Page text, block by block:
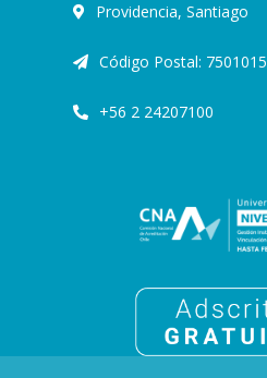
Providencia, Santiago
Código Postal: 7501015
+56 2 24207100